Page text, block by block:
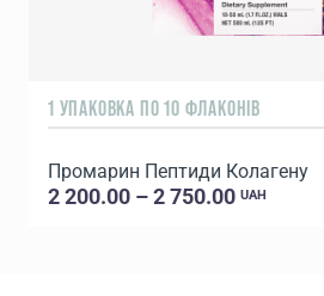
1 УПАКОВКА ПО 10 ФЛАКОНІВ
Промарин Пептиди Колагену
2 200.00 – 2 750.00 UAH